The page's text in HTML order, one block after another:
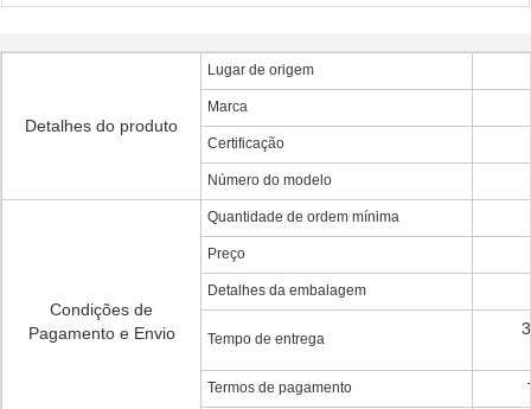
Detalhes do produto
Lugar de origem
Marca
Certificação
Número do modelo
Condições de
Pagamento e Envio
Quantidade de ordem mínima
Preço
Detalhes da embalagem
Tempo de entrega
Termos de pagamento